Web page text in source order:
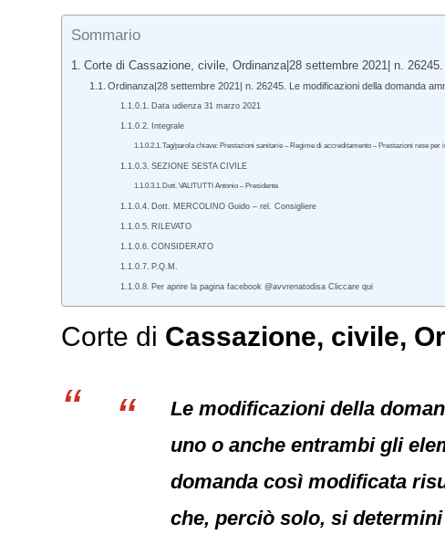
Sommario
Corte di Cassazione, civile, Ordinanza|28 settembre 2021| n. 26245.
Ordinanza|28 settembre 2021| n. 26245. Le modificazioni della domanda
Data udienza 31 marzo 2021
Integrale
Tag/parola chiave: Prestazioni sanitarie – Regime di accreditamento – Prestazioni rese
SEZIONE SESTA CIVILE
Dott. VALITUTTI Antonio – Presidente
Dott. MERCOLINO Guido – rel. Consigliere
RILEVATO
CONSIDERATO
P.Q.M.
Per aprire la pagina facebook @avvrenatodisa Cliccare qui
Corte di Cassazione, civile,
Le modificazioni della
uno o anche entrambi gli
domanda così modificata
che, perciò solo, si